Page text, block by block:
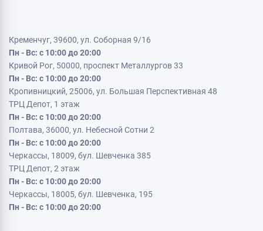
Кременчуг, 39600, ул. Соборная 9/16
Пн - Вс: с 10:00 до 20:00
Кривой Рог, 50000, проспект Металлургов 33